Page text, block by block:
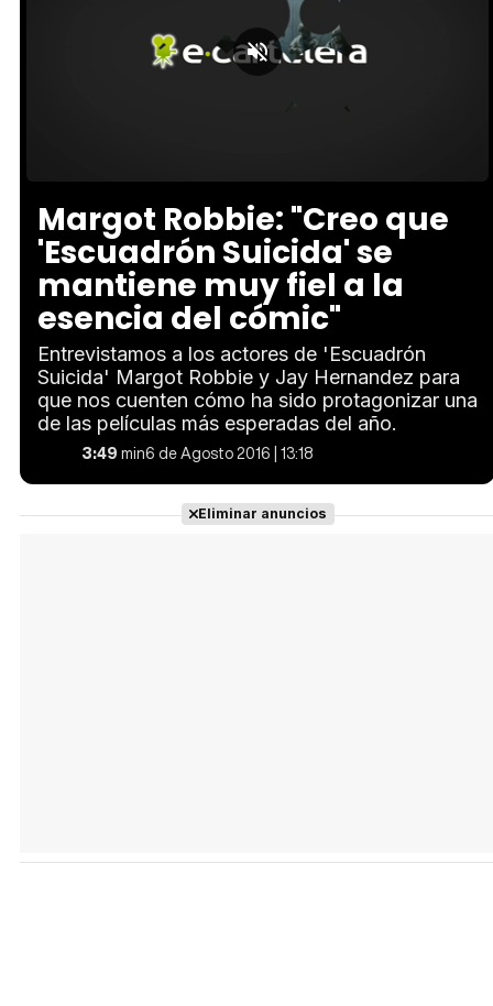
18.42%
Margot Robbie: "Creo que
'Escuadrón Suicida' se
mantiene muy fiel a la
esencia del cómic"
Entrevistamos a los actores de 'Escuadrón
Suicida' Margot Robbie y Jay Hernandez para
que nos cuenten cómo ha sido protagonizar una
de las películas más esperadas del año.
3:49min6 de Agosto 2016 | 13:18
Eliminar anuncios